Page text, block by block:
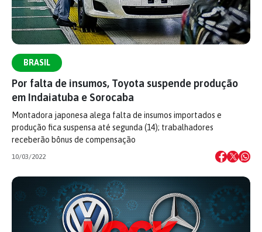
BRASIL
Por falta de insumos, Toyota suspende produção
em Indaiatuba e Sorocaba
Montadora japonesa alega falta de insumos importados e
produção fica suspensa até segunda (14); trabalhadores
receberão bônus de compensação
10/03/2022